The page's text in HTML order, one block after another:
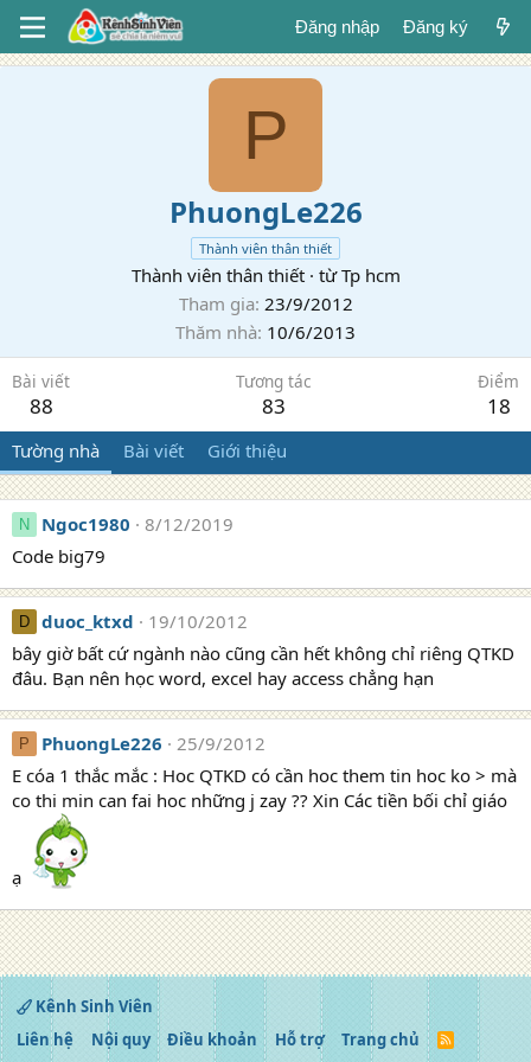
Đăng nhập Đăng ký
P
PhuongLe226
Thành viên thân thiết
Thành viên thân thiết · từTp hcm
Tham gia 23/9/2012
Thăm nhà 10/6/2013
Bài viết
88
Tương tác
83
Điểm
18
Tường nhà Bài viết Giới thiệu
N Ngoc1980
8/12/2019
Code big79
D duoc_ktxd
19/10/2012
bây giờ bất cứ ngành nào cũng cần hết không chỉ riêng QTKD
đâu. Bạn nên học word, excel hay access chẳng hạn
P PhuongLe226
25/9/2012
E cóa 1 thắc mắc : Hoc QTKD có cần hoc them tin hoc ko > mà
co thi min can fai hoc những j zay ?? Xin Các tiền bối chỉ giáo
ạ
Kênh Sinh Viên
Liên hệ
Nội quy Điều khoản Hỗ trợ Trang chủ
R